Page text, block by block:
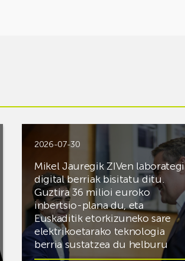
2026-07-30
Mikel Jauregik ZIVen laborategi
digital berriak bisitatu ditu.
Guztira 36 milioi euroko
inbertsio-plana du, eta
Euskaditik etorkizuneko sare
elektrikoetarako teknologia
berria sustatzea du helburu